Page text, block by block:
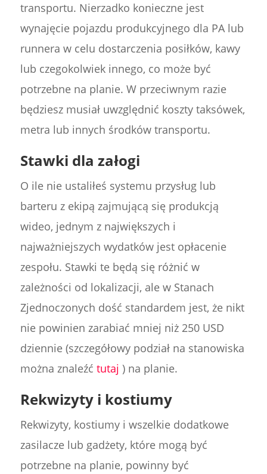
transportu. Nierzadko konieczne jest
wynajęcie pojazdu produkcyjnego dla PA lub
runnera w celu dostarczenia posiłków, kawy
lub czegokolwiek innego, co może być
potrzebne na planie. W przeciwnym razie
będziesz musiał uwzględnić koszty taksówek,
metra lub innych środków transportu.
Stawki dla załogi
O ile nie ustaliłeś systemu przysług lub
barteru z ekipą zajmującą się produkcją
wideo, jednym z największych i
najważniejszych wydatków jest opłacenie
zespołu. Stawki te będą się różnić w
zależności od lokalizacji, ale w Stanach
Zjednoczonych dość standardem jest, że nikt
nie powinien zarabiać mniej niż 250 USD
dziennie (szczegółowy podział na stanowiska
można znaleźć tutaj ) na planie.
Rekwizyty i kostiumy
Rekwizyty, kostiumy i wszelkie dodatkowe
zasilacze lub gadżety, które mogą być
potrzebne na planie, powinny być